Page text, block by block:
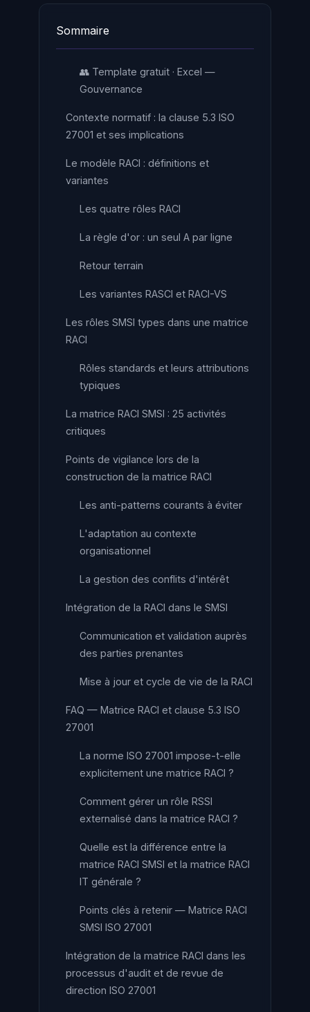
Sommaire
👥 Template gratuit · Excel —
Gouvernance
Contexte normatif : la clause 5.3 ISO
27001 et ses implications
Le modèle RACI : définitions et
variantes
Les quatre rôles RACI
La règle d'or : un seul A par ligne
Retour terrain
Les variantes RASCI et RACI-VS
Les rôles SMSI types dans une matrice
RACI
Rôles standards et leurs attributions
typiques
La matrice RACI SMSI : 25 activités
critiques
Points de vigilance lors de la
construction de la matrice RACI
Les anti-patterns courants à éviter
L'adaptation au contexte
organisationnel
La gestion des conflits d'intérêt
Intégration de la RACI dans le SMSI
Communication et validation auprès
des parties prenantes
Mise à jour et cycle de vie de la RACI
FAQ — Matrice RACI et clause 5.3 ISO
27001
La norme ISO 27001 impose-t-elle
explicitement une matrice RACI ?
Comment gérer un rôle RSSI
externalisé dans la matrice RACI ?
Quelle est la différence entre la
matrice RACI SMSI et la matrice RACI
IT générale ?
Points clés à retenir — Matrice RACI
SMSI ISO 27001
Intégration de la matrice RACI dans les
processus d'audit et de revue de
direction ISO 27001